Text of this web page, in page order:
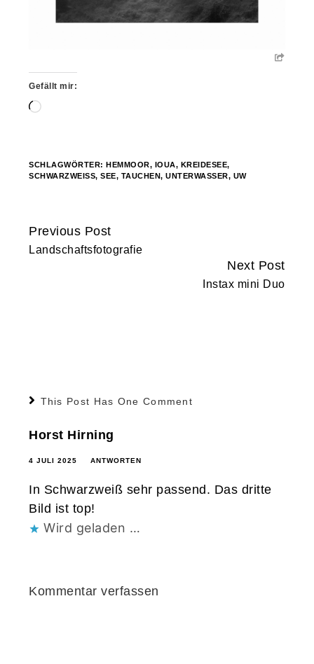
Gefällt mir:
Wird
SCHLAGWÖRTER:HEMMOOR, IOUA, KREIDESEE,
SCHWARZWEISS
,SEE, TAUCHEN,UNTERWASSER, UW
Continue
Reading
Previous Post
Landschaftsfotografie
Next Post
Instax mini Duo
This Post Has One Comment
Horst Hirning
4 JULI 2025 ANTWORTEN
In Schwarzweiß sehr passend. Das dritte
Bild ist top!
Wird geladen …
Kommentar verfassen